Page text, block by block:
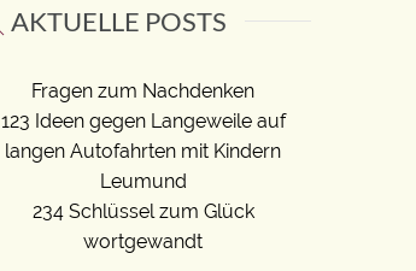
AKTUELLE POSTS
Fragen zum Nachdenken
123 Ideen gegen Langeweile auf
langen Autofahrten mit Kindern
Leumund
234 Schlüssel zum Glück
wortgewandt